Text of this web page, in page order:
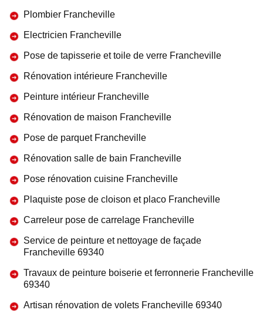
Plombier Francheville
Electricien Francheville
Pose de tapisserie et toile de verre Francheville
Rénovation intérieure Francheville
Peinture intérieur Francheville
Rénovation de maison Francheville
Pose de parquet Francheville
Rénovation salle de bain Francheville
Pose rénovation cuisine Francheville
Plaquiste pose de cloison et placo Francheville
Carreleur pose de carrelage Francheville
Service de peinture et nettoyage de façade
Francheville 69340
Travaux de peinture boiserie et ferronnerie Francheville
69340
Artisan rénovation de volets Francheville 69340